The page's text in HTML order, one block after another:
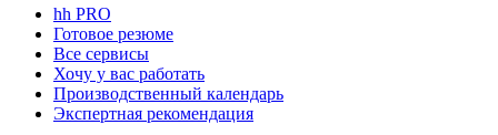
hh PRO
Готовое резюме
Все сервисы
Хочу у вас работать
Производственный календарь
Экспертная рекомендация